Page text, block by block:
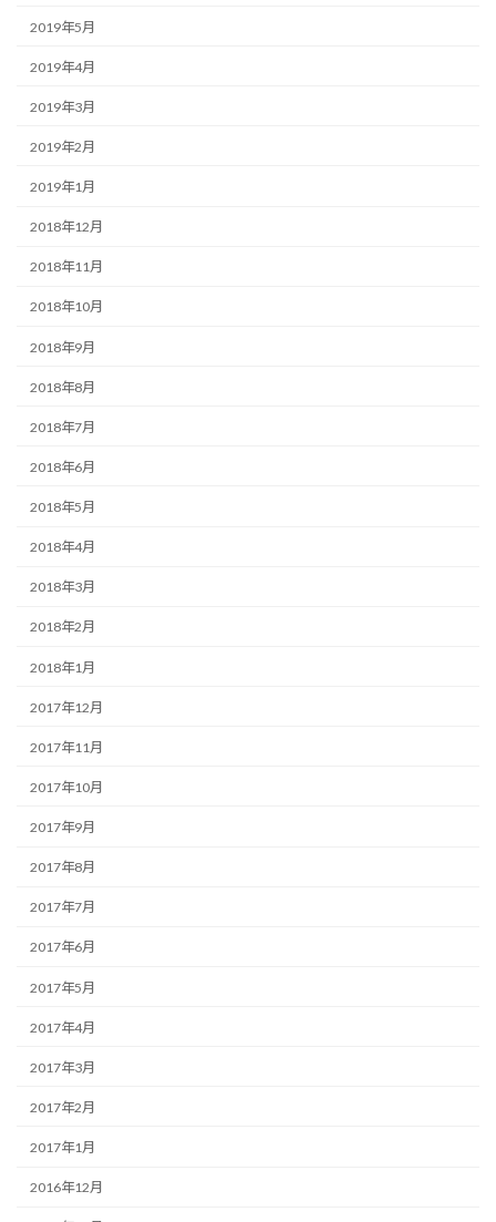
2019年5月
2019年4月
2019年3月
2019年2月
2019年1月
2018年12月
2018年11月
2018年10月
2018年9月
2018年8月
2018年7月
2018年6月
2018年5月
2018年4月
2018年3月
2018年2月
2018年1月
2017年12月
2017年11月
2017年10月
2017年9月
2017年8月
2017年7月
2017年6月
2017年5月
2017年4月
2017年3月
2017年2月
2017年1月
2016年12月